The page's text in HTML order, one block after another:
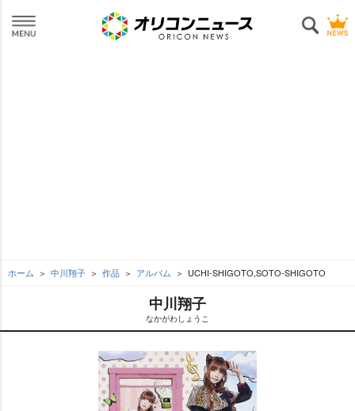
ホーム 中川翔子 作品 アルバム UCHI-SHIGOTO,SOTO-SHIGOTO
中川翔子
なかがわしょうこ